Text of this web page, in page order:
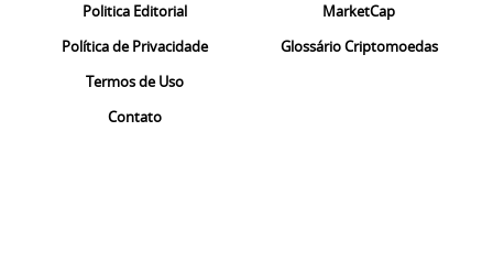
Politica Editorial
Política de Privacidade
Termos de Uso
Contato
MarketCap
Glossário Criptomoedas